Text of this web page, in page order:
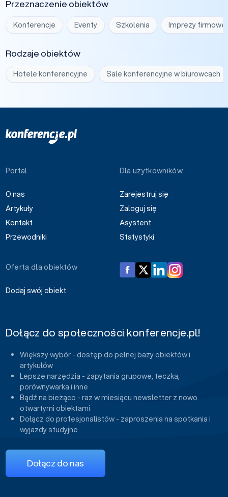
Przeznaczenie obiektów
Konferencje Eventy Szkolenia Imprezy firmowe
Rodzaje obiektów
Hotele konferencyjne Sale konferencyjne w biurowcach
Portal
O nas
Artykuły
Kontakt
Przewodniki
Dla użytkowników
Zarejestruj się
Zaloguj się
Asystent
Statystyki
Oferta dla obiektów
Dodaj swój obiekt
Dołącz do społeczności konferencje.pl!
Większy wybór - dostęp do pełnej bazy obiektów i
artykułów
Lepsze narzędzia - zapytania grupowe, teczka,
porównywarka i inne
Bądź na bieżąco - raz w miesiącu newsletter z nowo
otwartymi obiektami
Dołącz do profesjonalistów - zaproszenia na spotkania i
wyjazdy studyjne
Dołącz do nas